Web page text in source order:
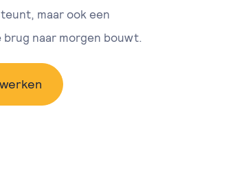
maar ook een
naar morgen bouwt.